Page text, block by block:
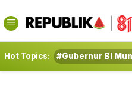
Hot Topics: #Gubernur BI